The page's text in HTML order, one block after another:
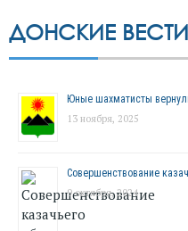
ДОНСКИЕ ВЕСТИ
Юные шахматисты
13 ноября, 2025
Совершенствование
9 октября, 2024